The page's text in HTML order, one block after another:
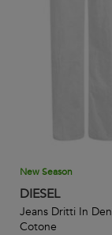
guardaroba
Italy. Alexander
New Season
DIESEL
Jeans Dritti In
Cotone